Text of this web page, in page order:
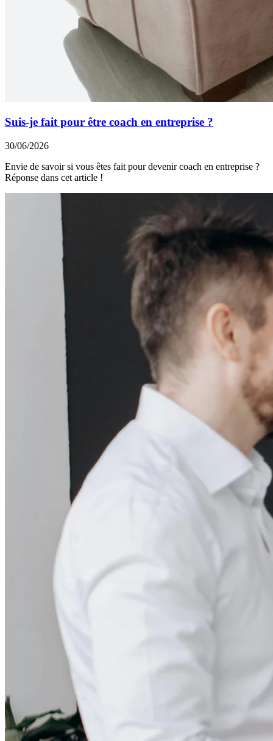
Suis-je fait pour être coach en entreprise ?
30/06/2026
Envie de savoir si vous êtes fait pour devenir coach en entreprise ?
Réponse dans cet article !